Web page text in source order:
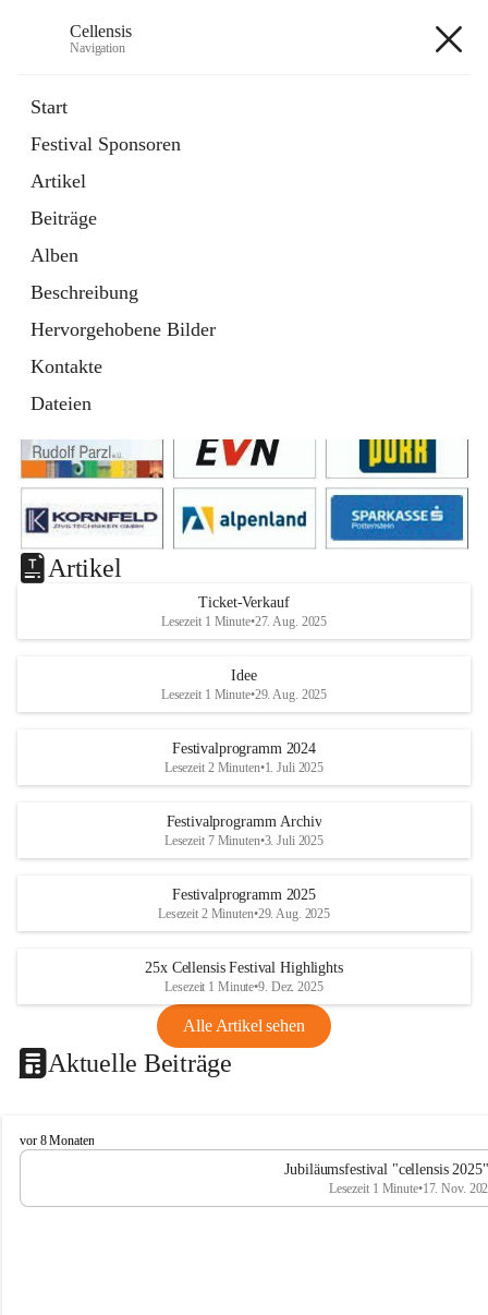
Cellensis
Navigation
Start
Festival Sponsoren
Artikel
Beiträge
Alben
Beschreibung
Hervorgehobene Bilder
Kontakte
Dateien
Festival Sponsoren
Artikel
Ticket-Verkauf
Lesezeit 1 Minute•27. Aug. 2025
Idee
Lesezeit 1 Minute•29. Aug. 2025
Festivalprogramm 2024
Lesezeit 2 Minuten•1. Juli 2025
Festivalprogramm Archiv
Lesezeit 7 Minuten•3. Juli 2025
Festivalprogramm 2025
Lesezeit 2 Minuten•29. Aug. 2025
25x Cellensis Festival Highlights
Lesezeit 1 Minute•9. Dez. 2025
Alle Artikel sehen
Aktuelle Beiträge
C
e
l
vor 8 Monaten
Jubiläumsfestival "cellensis
Lesezeit 1 Minute•17. Nov.